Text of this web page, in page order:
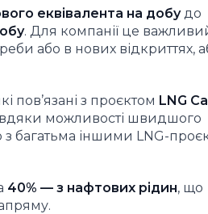
еквівалента на добудо
. Для компанії це
або в нових відкриттях,
пов’язані з проєктом LNG
можливості швидшого
з багатьма іншими LNG-
40% — з нафтових рідин, що